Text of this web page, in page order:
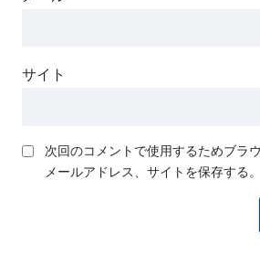
サイト
次回のコメントで使用するためブラ
メールアドレス、サイトを保存する。